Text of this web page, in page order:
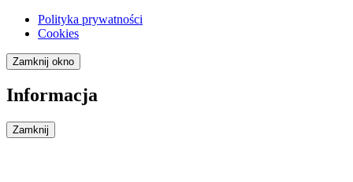
Polityka prywatności
Cookies
Zamknij okno
Informacja
Zamknij